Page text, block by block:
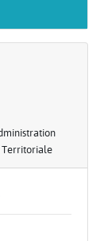
Territoriale